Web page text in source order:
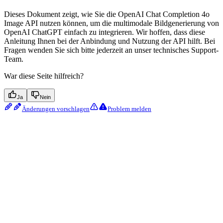
Dieses Dokument zeigt, wie Sie die OpenAI Chat Completion 4o
Image API nutzen können, um die multimodale Bildgenerierung von
OpenAI ChatGPT einfach zu integrieren. Wir hoffen, dass diese
Anleitung Ihnen bei der Anbindung und Nutzung der API hilft. Bei
Fragen wenden Sie sich bitte jederzeit an unser technisches Support-
Team.
War diese Seite hilfreich?
Ja Nein
Änderungen vorschlagen Problem melden